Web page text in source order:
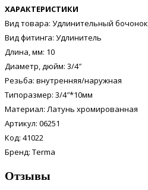
ХАРАКТЕРИСТИКИ
Вид товара: Удлинительный бочонок
Вид фитинга: Удлинитель
Длина, мм: 10
Диаметр, дюйм: 3/4″
Резьба: внутренняя/наружная
Типоразмер: 3/4″*10мм
Материал: Латунь хромированная
Артикул: 06251
Код: 41022
Бренд: Terma
Отзывы